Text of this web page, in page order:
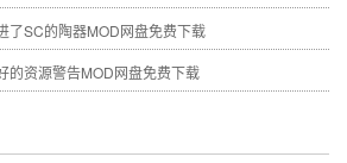
了SC的陶器MOD网盘免费下载
的资源警告MOD网盘免费下载